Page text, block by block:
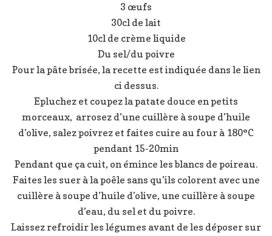
3 œufs
30cl de lait
10cl de crème liquide
Du sel/du poivre
Pour la pâte brisée, la recette est indiquée dans le lien
ci dessus.
Epluchez et coupez la patate douce en petits
morceaux, arrosez d’une cuillère à soupe d’huile
d’olive, salez poivrez et faites cuire au four à 180°C
pendant 15-20min
Pendant que ça cuit, on émince les blancs de poireau.
Faites les suer à la poêle sans qu’ils colorent avec une
cuillère à soupe d’huile d’olive, une cuillère à soupe
d’eau, du sel et du poivre.
Laissez refroidir les légumes avant de les déposer sur